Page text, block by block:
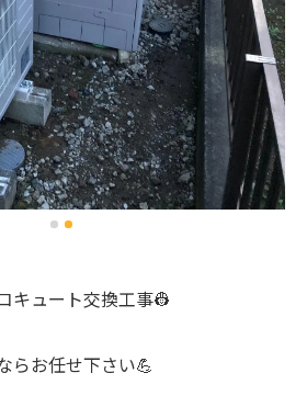
キュート交換工事👷
らお任せ下さい💪